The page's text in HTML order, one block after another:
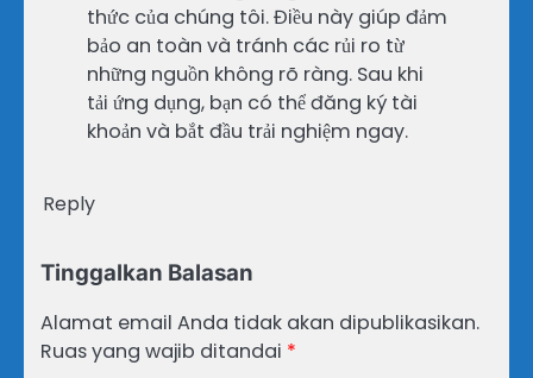
thức của chúng tôi. Điều này giúp đảm
bảo an toàn và tránh các rủi ro từ
những nguồn không rõ ràng. Sau khi
tải ứng dụng, bạn có thể đăng ký tài
khoản và bắt đầu trải nghiệm ngay.
Reply
Tinggalkan Balasan
Alamat email Anda tidak akan dipublikasikan.
Ruas yang wajib ditandai *